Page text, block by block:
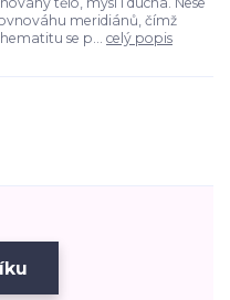
meridiánů, čímž
se p... celý popis